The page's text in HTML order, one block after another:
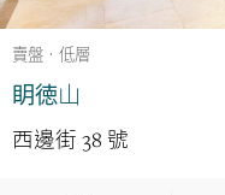
賣盤 低層
眀徳山
西邊街 38 號